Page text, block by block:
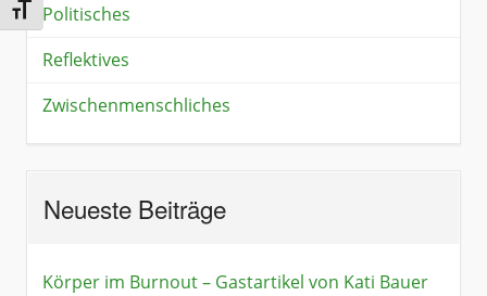
Schrift vergrößern
Politisches
Reflektives
Zwischenmenschliches
Neueste Beiträge
Körper im Burnout – Gastartikel von Kati Bauer